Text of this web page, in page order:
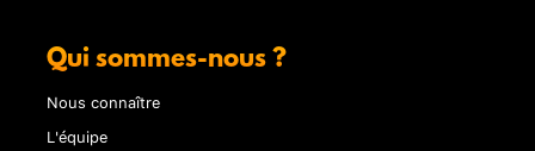
Qui sommes-nous ?
Nous connaître
L'équipe